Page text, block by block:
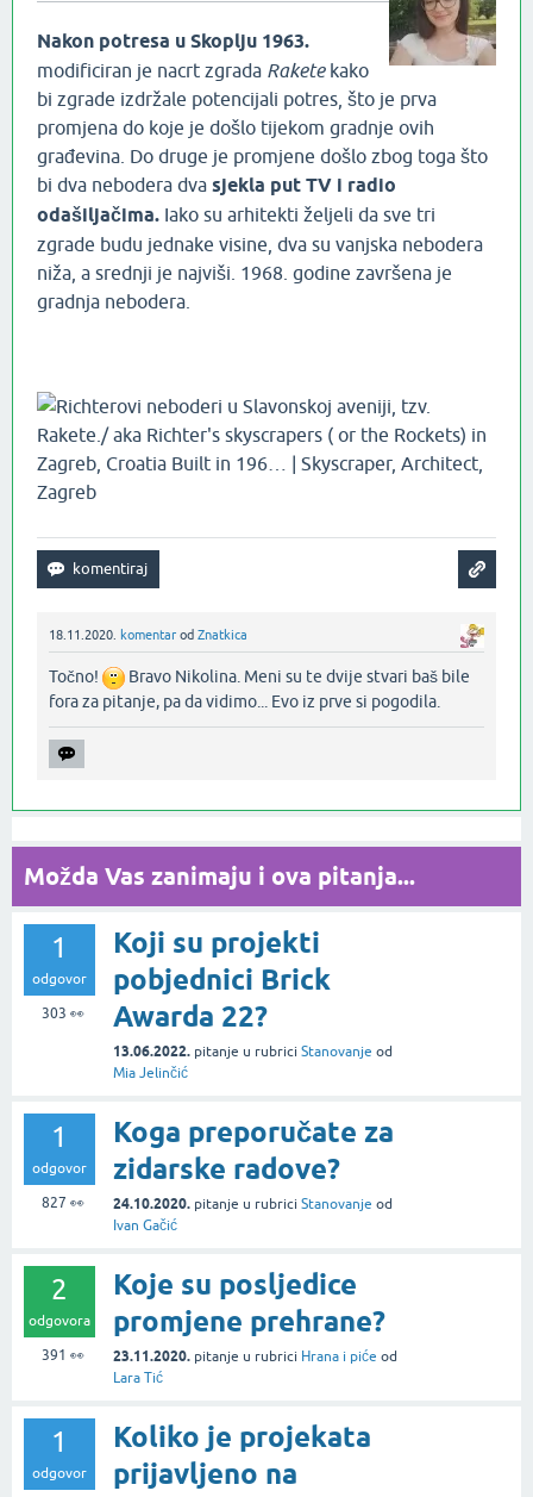
Nakon potresa u Skoplju 1963.
modificiran je nacrt zgrada Rakete kako
bi zgrade izdržale potencijali potres, što je prva
promjena do koje je došlo tijekom gradnje ovih
građevina. Do druge je promjene došlo zbog toga što
bi dva nebodera dva sjekla put TV i radio
odašiljačima. Iako su arhitekti željeli da sve tri
zgrade budu jednake visine, dva su vanjska nebodera
niža, a srednji je najviši. 1968. godine završena je
gradnja nebodera.
18.11.2020. komentar od Znatkica
Točno!
Bravo Nikolina. Meni su te dvije stvari baš bile
fora za pitanje, pa da vidimo... Evo iz prve si pogodila.‌
Možda Vas zanimaju i ova pitanja...
1
odgovor
303 👀
Koji su projekti
pobjednici Brick
Awarda 22?
13.06.2022. pitanje u rubrici Stanovanje od
Mia Jelinčić
1
odgovor
827 👀
Koga preporučate za
zidarske radove?
24.10.2020. pitanje u rubrici Stanovanje od
Ivan Gačić
2
odgovora
391 👀
Koje su posljedice
promjene prehrane?
23.11.2020. pitanje u rubrici Hrana i piće od
Lara Tić
1
odgovor
Koliko je projekata
prijavljeno na